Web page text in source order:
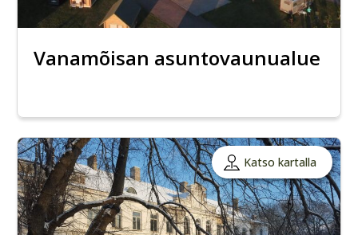
Vanamõisan asuntovaunualue
Katso kartalla